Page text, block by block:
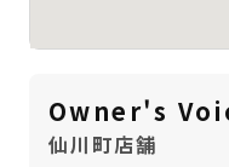
Owner's
仙川町店舗